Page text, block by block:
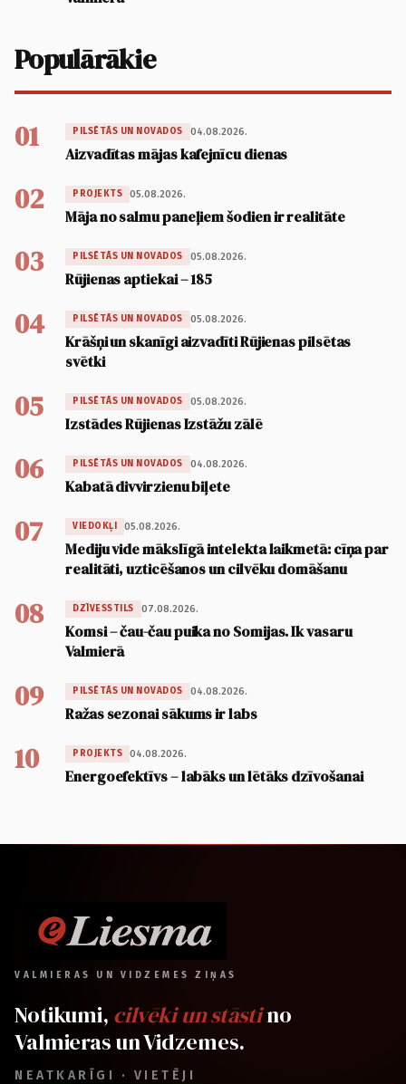
Populārākie
01 PILSĒTĀS UN NOVADOS 04.08.2026.
Aizvadītas mājas kafejnīcu dienas
02 PROJEKTS 05.08.2026.
Māja no salmu paneļiem šodien ir realitāte
03 PILSĒTĀS UN NOVADOS 05.08.2026.
Rūjienas aptiekai – 185
04 PILSĒTĀS UN NOVADOS 05.08.2026.
Krāšņi un skanīgi aizvadīti Rūjienas pilsētas
svētki
05 PILSĒTĀS UN NOVADOS 05.08.2026.
Izstādes Rūjienas Izstāžu zālē
06 PILSĒTĀS UN NOVADOS 04.08.2026.
Kabatā divvirzienu biļete
07 VIEDOKĻI 05.08.2026.
Mediju vide mākslīgā intelekta laikmetā: cīņa par
realitāti, uzticēšanos un cilvēku domāšanu
08 DZĪVESSTILS 07.08.2026.
Komsi – čau-čau puika no Somijas. Ik vasaru
Valmierā
09 PILSĒTĀS UN NOVADOS 04.08.2026.
Ražas sezonai sākums ir labs
10 PROJEKTS 04.08.2026.
Energoefektīvs – labāks un lētāks dzīvošanai
VALMIERAS UN VIDZEMES ZIŅAS
Notikumi, cilvēki un stāstino
Valmieras un Vidzemes.
NEATKARĪGI · VIETĒJI